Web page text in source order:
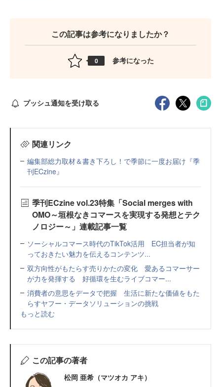
この記事は参考になりましたか？
0 参考になった
プッシュ通知を受け取る
関連リンク
編集部総力取材＆書き下ろし！で季節に一度お届け『季
刊ECzine』
季刊ECzine vol.23特集「Social merges with
OMO～垣根なきコマースを実現する発想とテク
ノロジー～」連載記事一覧
ソーシャルコマース時代のTikTok活用 EC担当者が知
っておきたい魅力を伝えるコンテンツ...
双方向性がもたらす売りかたの変化 愛あるコマーサー
が力を発揮する 好循環を生むライブコマー...
消費者の意思をデータで把握 生活に新たな価値をもた
らすヤフー・データソリューションの挑戦
もっと読む
この記事の著者
松岡 亜希（マツオカ アキ）